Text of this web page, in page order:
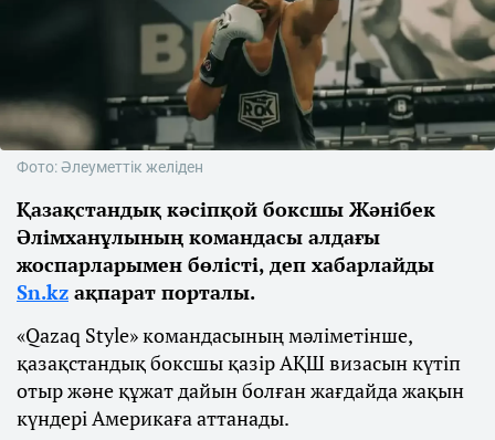
Фото: Әлеуметтік желіден
Қазақстандық кәсіпқой боксшы Жәнібек
Әлімханұлының командасы алдағы
жоспарларымен бөлісті, деп хабарлайды
Sn.kz ақпарат порталы.
«Qazaq Style» командасының мәліметінше,
қазақстандық боксшы қазір АҚШ визасын күтіп
отыр және құжат дайын болған жағдайда жақын
күндері Америкаға аттанады.